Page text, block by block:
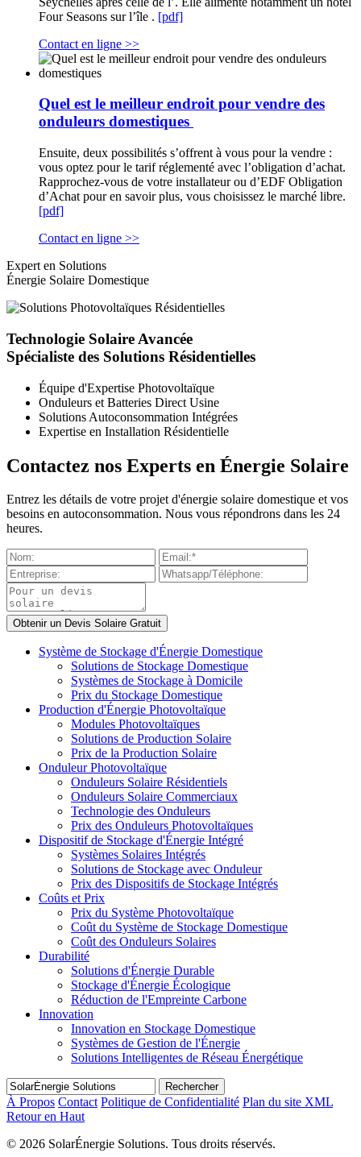
Four Seasons sur l’île . [pdf]
Contact en ligne >>
Quel est le meilleur endroit pour vendre des
onduleurs domestiques
Ensuite, deux possibilités s’offrent à vous pour la vendre :
vous optez pour le tarif réglementé avec l’obligation d’achat.
Rapprochez-vous de votre installateur ou d’EDF Obligation
d’Achat pour en savoir plus, vous choisissez le marché libre.
[pdf]
Contact en ligne >>
Expert en Solutions
Énergie Solaire Domestique
Technologie Solaire Avancée
Spécialiste des Solutions Résidentielles
Équipe d'Expertise Photovoltaïque
Onduleurs et Batteries Direct Usine
Solutions Autoconsommation Intégrées
Expertise en Installation Résidentielle
Contactez nos Experts en Énergie Solaire
Entrez les détails de votre projet d'énergie solaire domestique et vos
besoins en autoconsommation. Nous vous répondrons dans les 24
heures.
Système de Stockage d'Énergie Domestique
Solutions de Stockage Domestique
Systèmes de Stockage à Domicile
Prix du Stockage Domestique
Production d'Énergie Photovoltaïque
Modules Photovoltaïques
Solutions de Production Solaire
Prix de la Production Solaire
Onduleur Photovoltaïque
Onduleurs Solaire Résidentiels
Onduleurs Solaire Commerciaux
Technologie des Onduleurs
Prix des Onduleurs Photovoltaïques
Dispositif de Stockage d'Énergie Intégré
Systèmes Solaires Intégrés
Solutions de Stockage avec Onduleur
Prix des Dispositifs de Stockage Intégrés
Coûts et Prix
Prix du Système Photovoltaïque
Coût du Système de Stockage Domestique
Coût des Onduleurs Solaires
Durabilité
Solutions d'Énergie Durable
Stockage d'Énergie Écologique
Réduction de l'Empreinte Carbone
Innovation
Innovation en Stockage Domestique
Systèmes de Gestion de l'Énergie
Solutions Intelligentes de Réseau Énergétique
Rechercher
À Propos Contact Politique de Confidentialité Plan du site XML
Retour en Haut
© 2026 SolarÉnergie Solutions. Tous droits réservés.